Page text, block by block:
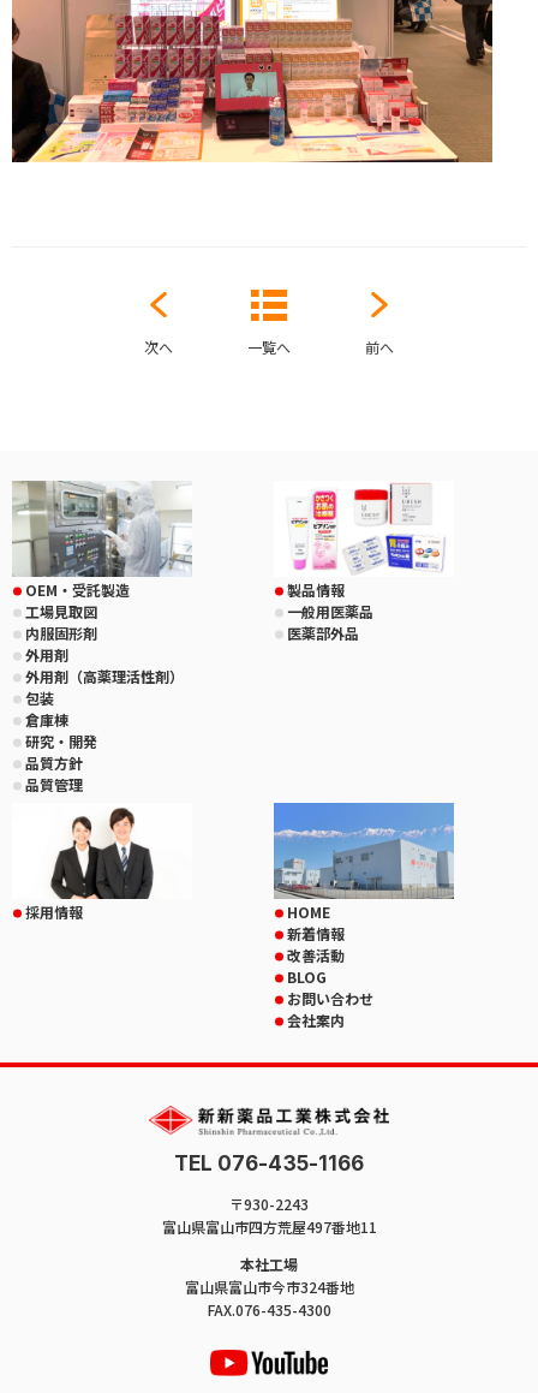
一覧へ
次へ 前へ
OEM・受託製造
工場見取図
内服固形剤
外用剤
外用剤（高薬理活性剤）
包装
倉庫棟
研究・開発
品質方針
品質管理
製品情報
一般用医薬品
医薬部外品
採用情報
HOME
新着情報
改善活動
BLOG
お問い合わせ
会社案内
TEL 076-435-1166
〒930-2243
富山県富山市四方荒屋497番地11
本社工場
富山県富山市今市324番地
FAX.076-435-4300